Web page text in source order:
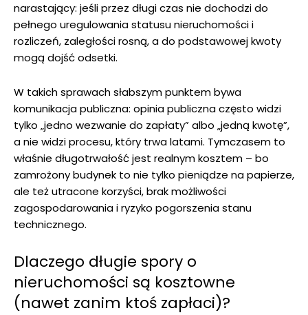
narastający: jeśli przez długi czas nie dochodzi do
pełnego uregulowania statusu nieruchomości i
rozliczeń, zaległości rosną, a do podstawowej kwoty
mogą dojść odsetki.
W takich sprawach słabszym punktem bywa
komunikacja publiczna: opinia publiczna często widzi
tylko „jedno wezwanie do zapłaty” albo „jedną kwotę”,
a nie widzi procesu, który trwa latami. Tymczasem to
właśnie długotrwałość jest realnym kosztem – bo
zamrożony budynek to nie tylko pieniądze na papierze,
ale też utracone korzyści, brak możliwości
zagospodarowania i ryzyko pogorszenia stanu
technicznego.
Dlaczego długie spory o
nieruchomości są kosztowne
(nawet zanim ktoś zapłaci)?